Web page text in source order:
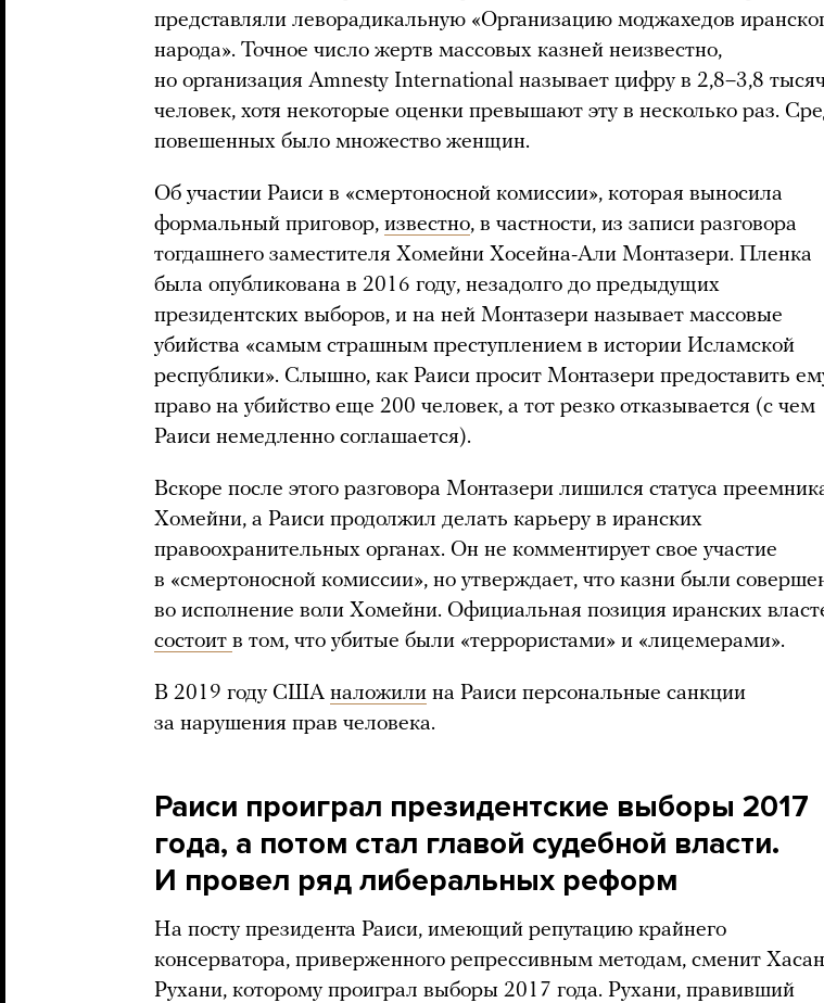
представляли леворадикальную «Организацию моджахедов
народа». Точное число жертв массовых казней неизвестно,
но организация Amnesty International называет цифру в 2,8–3,8
человек, хотя некоторые оценки превышают эту в несколько раз.
повешенных было множество женщин.
Об участии Раиси в «смертоносной комиссии», которая выносила
формальный приговор, известно, в частности, из записи разговора
тогдашнего заместителя Хомейни Хосейна-Али Монтазери. Пленка
была опубликована в 2016 году, незадолго до предыдущих
президентских выборов, и на ней Монтазери называет массовые
убийства «самым страшным преступлением в истории Исламской
республики». Слышно, как Раиси просит Монтазери предоставить
право на убийство еще 200 человек, а тот резко отказывается (с чем
Раиси немедленно соглашается).
Вскоре после этого разговора Монтазери лишился статуса
Хомейни, а Раиси продолжил делать карьеру в иранских
правоохранительных органах. Он не комментирует свое участие
в «смертоносной комиссии», но утверждает, что казни были
во исполнение воли Хомейни. Официальная позиция иранских
состоит в том, что убитые были «террористами» и «лицемерами».
В 2019 году США наложили на Раиси персональные санкции
за нарушения прав человека.
Раиси проиграл президентские выборы 2017
года, а потом стал главой судебной власти.
И провел ряд либеральных реформ
На посту президента Раиси, имеющий репутацию крайнего
консерватора, приверженного репрессивным методам, сменит
Рухани, которому проиграл выборы 2017 года. Рухани, правивший